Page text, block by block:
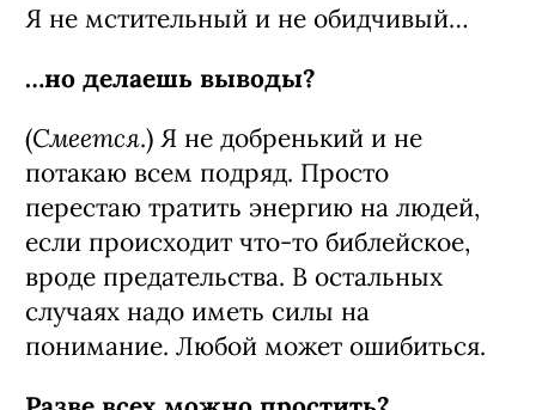
Я не мстительный и не обидчивый…
…но делаешь выводы?
(Смеется.) Я не добренький и не
потакаю всем подряд. Просто
перестаю тратить энергию на людей,
если происходит что-то библейское,
вроде предательства. В остальных
случаях надо иметь силы на
понимание. Любой может ошибиться.